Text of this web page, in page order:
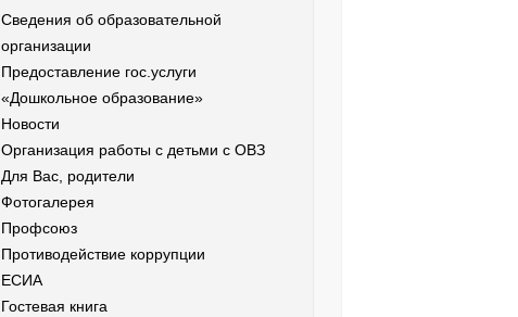
Сведения об образовательной
организации
Предоставление гос.услуги
«Дошкольное образование»
Новости
Организация работы с детьми с ОВЗ
Для Вас, родители
Фотогалерея
Профсоюз
Противодействие коррупции
ЕСИА
Гостевая книга